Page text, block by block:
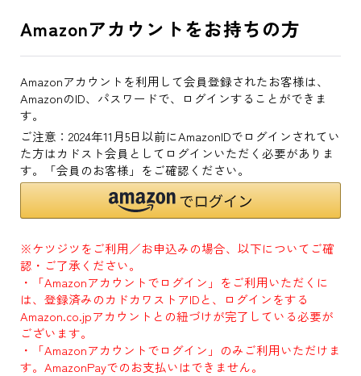
Amazonアカウントをお持ちの方
Amazonアカウントを利用して会員登録されたお客様は、
AmazonのID、パスワードで、ログインすることができま
す。
ご注意：2024年11月5日以前にAmazonIDでログインされてい
た方はカドスト会員としてログインいただく必要がありま
す。「会員のお客様」をご確認ください。
※ケツジツをご利用／お申込みの場合、以下についてご確
認・ご了承ください。
・「Amazonアカウントでログイン」をご利用いただくに
は、登録済みのカドカワストアIDと、ログインをする
Amazon.co.jpアカウントとの紐づけが完了している必要が
ございます。
・「Amazonアカウントでログイン」のみご利用いただけま
す。AmazonPayでのお支払いはできません。